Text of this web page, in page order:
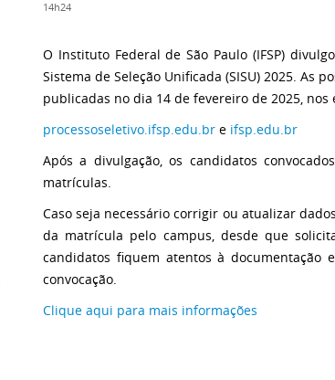
14h24
O Instituto Federal de São Paulo (IFSP)
Sistema de Seleção Unificada (SISU) 2025. As
publicadas no dia 14 de fevereiro de 2025, nos
processoseletivo.ifsp.edu.br e ifsp.edu.br
Após a divulgação, os candidatos
matrículas.
Caso seja necessário corrigir ou atualizar
da matrícula pelo campus, desde que
candidatos fiquem atentos à
convocação.
Clique aqui para mais informações